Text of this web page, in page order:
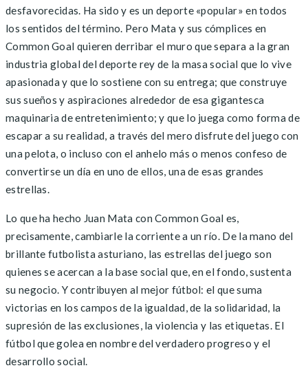
desfavorecidas. Ha sido y es un deporte «popular» en todos
los sentidos del término. Pero Mata y sus cómplices en
Common Goal quieren derribar el muro que separa a la gran
industria global del deporte rey de la masa social que lo vive
apasionada y que lo sostiene con su entrega; que construye
sus sueños y aspiraciones alrededor de esa gigantesca
maquinaria de entretenimiento; y que lo juega como forma de
escapar a su realidad, a través del mero disfrute del juego con
una pelota, o incluso con el anhelo más o menos confeso de
convertirse un día en uno de ellos, una de esas grandes
estrellas.
Lo que ha hecho Juan Mata con Common Goal es,
precisamente, cambiarle la corriente a un río. De la mano del
brillante futbolista asturiano, las estrellas del juego son
quienes se acercan a la base social que, en el fondo, sustenta
su negocio. Y contribuyen al mejor fútbol: el que suma
victorias en los campos de la igualdad, de la solidaridad, la
supresión de las exclusiones, la violencia y las etiquetas. El
fútbol que golea en nombre del verdadero progreso y el
desarrollo social.